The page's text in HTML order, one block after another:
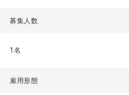
募集人数
1名
雇用形態